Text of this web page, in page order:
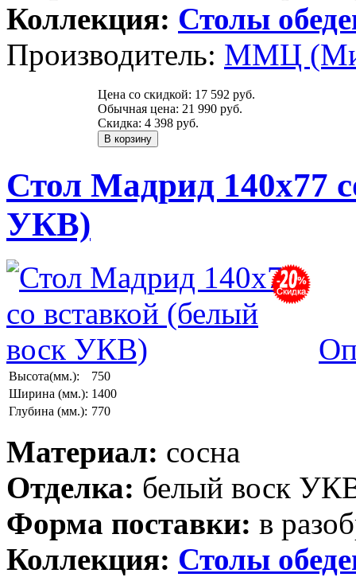
Коллекция: Столы
Производитель: ММЦ
Цена со скидкой: 17 592 руб.
Обычная цена: 21 990 руб.
Скидка: 4 398 руб.
Стол Мадрид 140х77
УКВ)
Высота(мм.):
750
Ширина (мм.): 1400
Глубина (мм.): 770
Материал: сосна
Отделка: белый воск
Форма поставки: в
Коллекция: Столы